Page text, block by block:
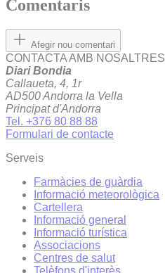
Comentaris
Afegir nou comentari
CONTACTA AMB NOSALTRES
Diari Bondia
Callaueta, 4, 1r
AD500 Andorra la Vella
Principat d'Andorra
Tel. +376 80 88 88
Formulari de contacte
Serveis
Farmàcies de guàrdia
Informació meteorològica
Cartellera
Informació general
Informació turística
Associacions
Centres de salut